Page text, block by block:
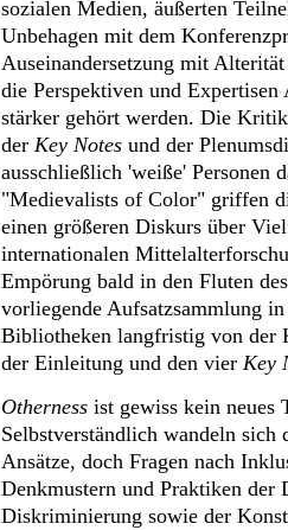
sozialen Medien, äußerten
Unbehagen mit dem
Auseinandersetzung mit
die Perspektiven und
stärker gehört werden. Die
der Key Notes und der
ausschließlich 'weiße' Personen
"Medievalists of Color" griffen
einen größeren Diskurs über
internationalen
Empörung bald in den Fluten
vorliegende Aufsatzsammlung
Bibliotheken langfristig von der
der Einleitung und den vier Key
Otherness ist gewiss kein neues
Selbstverständlich wandeln
Ansätze, doch Fragen nach
Denkmustern und Praktiken
Diskriminierung sowie der